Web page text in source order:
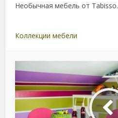
Необычная мебель от Tabisso.
Коллекции мебели